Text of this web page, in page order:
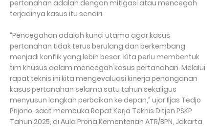
pertanahan adalah dengan mitigasi atau mencegah
terjadinya kasus itu sendiri.
“Pencegahan adalah kunci utama agar kasus
pertanahan tidak terus berulang dan berkembang
menjadi konflik yang lebih besar. Kita perlu membentuk
tim khusus dalam mencegah kasus pertanahan. Melalui
rapat teknis ini kita mengevaluasi kinerja penanganan
kasus pertanahan selama satu tahun sekaligus
menyusun langkah perbaikan ke depan,” ujar Iljas Tedjo
Prijono, saat membuka Rapat Kerja Teknis Ditjen PSKP
Tahun 2025, di Aula Prona Kementerian ATR/BPN, Jakarta,